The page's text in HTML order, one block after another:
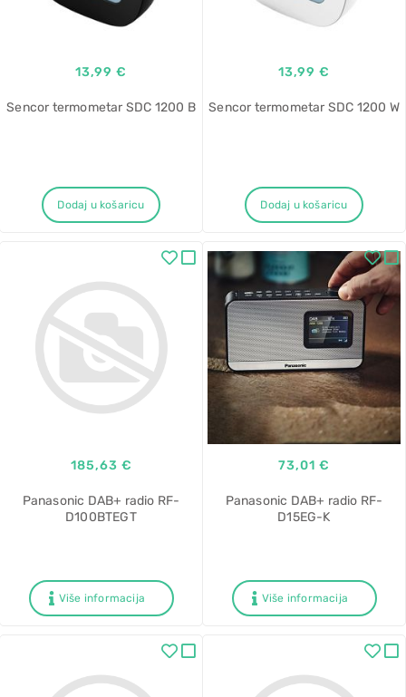
13,99 €
Sencor termometar SDC 1200 B
Dodaj u košaricu
13,99 €
Sencor termometar SDC 1200 W
Dodaj u košaricu
185,63 €
Panasonic DAB+ radio RF-
D100BTEGT
Više informacija
73,01 €
Panasonic DAB+ radio RF-
D15EG-K
Više informacija